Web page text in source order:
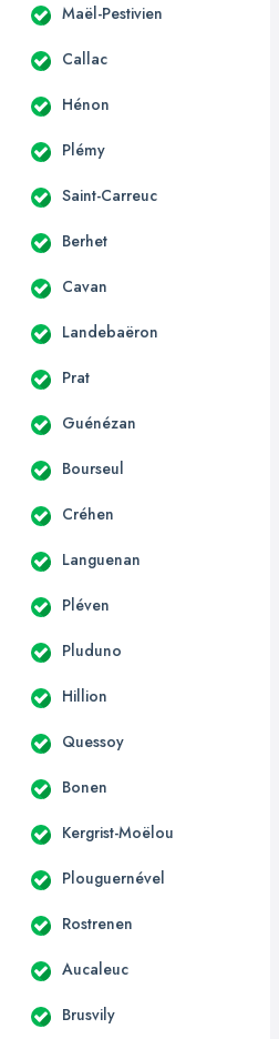
Maël-Pestivien
Callac
Hénon
Plémy
Saint-Carreuc
Berhet
Cavan
Landebaëron
Prat
Guénézan
Bourseul
Créhen
Languenan
Pléven
Pluduno
Hillion
Quessoy
Bonen
Kergrist-Moëlou
Plouguernével
Rostrenen
Aucaleuc
Brusvily